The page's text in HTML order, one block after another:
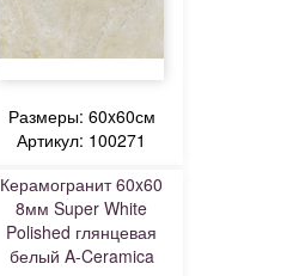
Размеры: 60x60см
Артикул: 100271
Керамогранит 60x60
8мм Super White
Polished глянцевая
белый A-Ceramica